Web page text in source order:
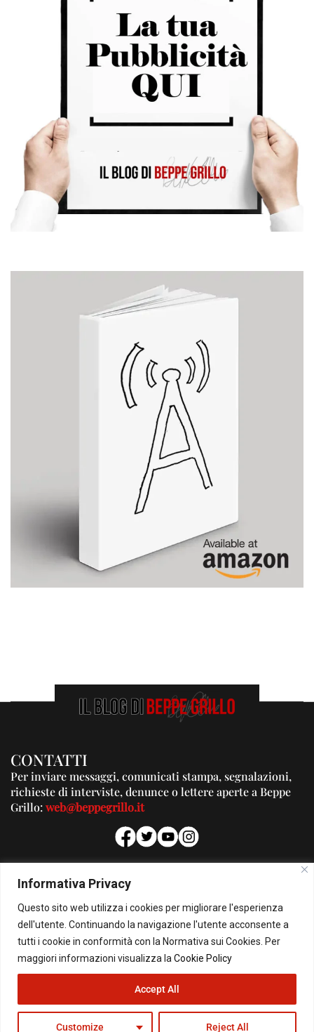
Informativa Privacy
Questo sito web utilizza i cookies per migliorare l'esperienza
dell'utente. Continuando la navigazione l'utente acconsente a
tutti i cookie in conformità con la Normativa sui Cookies. Per
maggiori informazioni visualizza la Cookie Policy
Customize Reject All
Accept All
CONTATTI
Per inviare messaggi, comunicati stampa, segnalazioni,
richieste di interviste, denunce o lettere aperte a Beppe
Grillo:web@beppegrillo.it
PUBBLICITA'
Per la tua pubblicità su questo Blog:
pubblicita@beppegrillo.it
© Copyright 2026 - Il Blog di Beppe Grillo. All Rights Reserved - Powered by
happygrafic.com